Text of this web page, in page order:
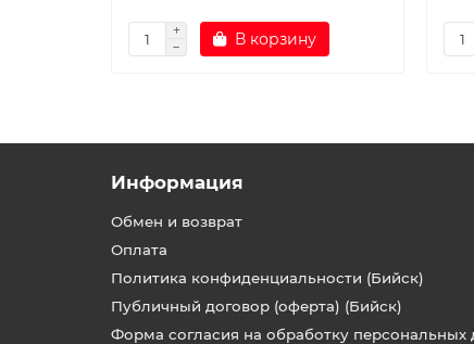
В корзину
Информация
Обмен и возврат
Оплата
Политика конфиденциальности (Бийск)
Публичный договор (оферта) (Бийск)
Форма согласия на обработку персональных